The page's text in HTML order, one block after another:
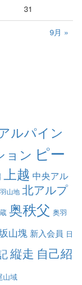
9月 »
31
ルパイン
ョン ピー
上越 中央アル
山地 北アルプ
奥秩父 奥羽
山塊 新入会員 日
縦走 自己紹
山域